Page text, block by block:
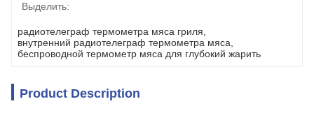
Выделить:
радиотелеграф термометра мяса гриля
внутренний радиотелеграф термометра мяса
беспроводной термометр мяса для глубокий жарить
Product Description